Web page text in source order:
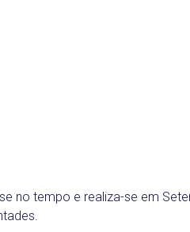
no tempo e realiza-se em